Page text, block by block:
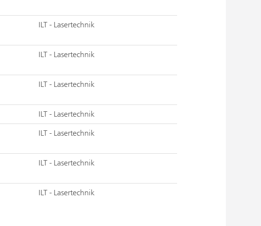
ILT - Lasertechnik
ILT - Lasertechnik
ILT - Lasertechnik
ILT - Lasertechnik
ILT - Lasertechnik
ILT - Lasertechnik
ILT - Lasertechnik